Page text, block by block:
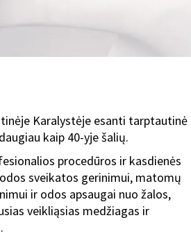
Karalystėje esanti tarptautinė
kaip 40-yje šalių.
procedūros ir kasdienės
sveikatos gerinimui, matomų
ir odos apsaugai nuo žalos,
veikliąsias medžiagas ir